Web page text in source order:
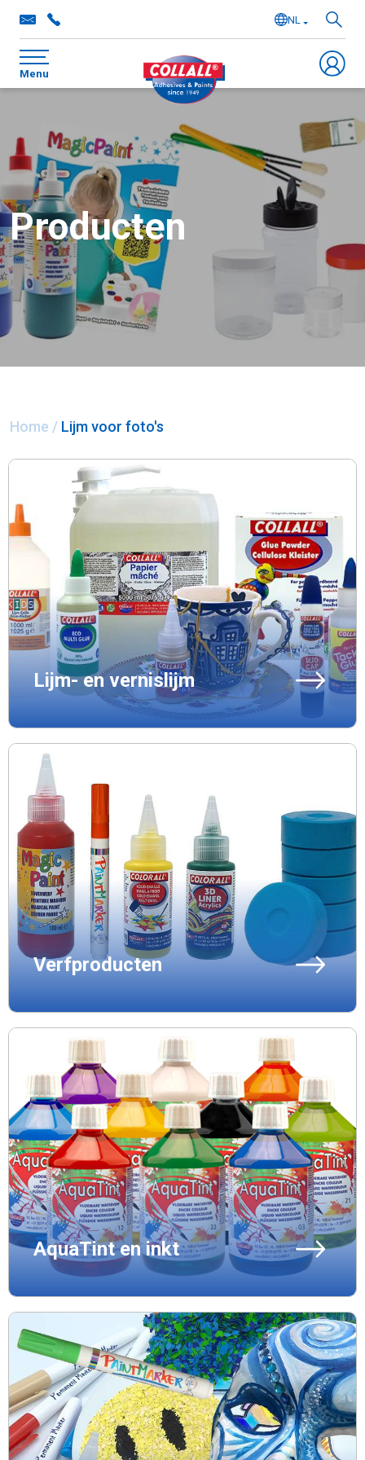
NL
Menu
Producten
Home / Lijm voor foto's
Lijm- en vernislijm
Verfproducten
AquaTint en inkt